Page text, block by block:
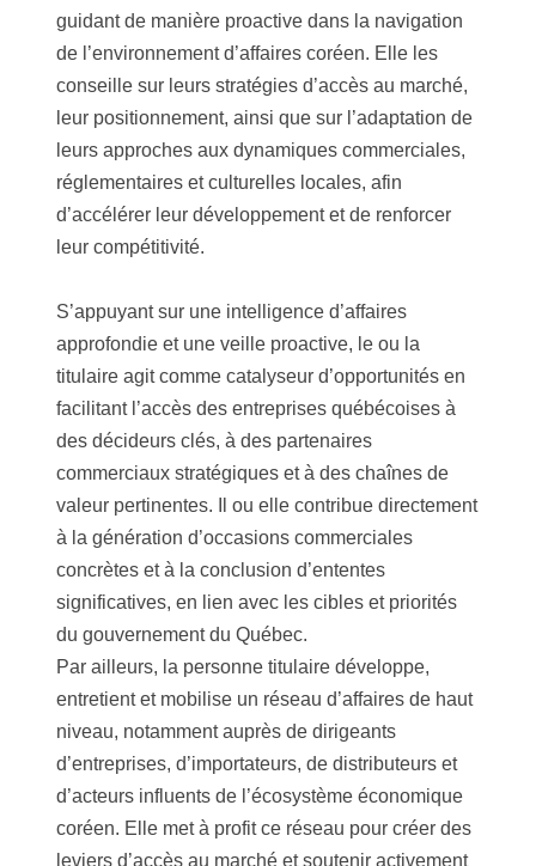
guidant de manière proactive dans la navigation
de l’environnement d’affaires coréen. Elle les
conseille sur leurs stratégies d’accès au marché,
leur positionnement, ainsi que sur l’adaptation de
leurs approches aux dynamiques commerciales,
réglementaires et culturelles locales, afin
d’accélérer leur développement et de renforcer
leur compétitivité.
S’appuyant sur une intelligence d’affaires
approfondie et une veille proactive, le ou la
titulaire agit comme catalyseur d’opportunités en
facilitant l’accès des entreprises québécoises à
des décideurs clés, à des partenaires
commerciaux stratégiques et à des chaînes de
valeur pertinentes. Il ou elle contribue directement
à la génération d’occasions commerciales
concrètes et à la conclusion d’ententes
significatives, en lien avec les cibles et priorités
du gouvernement du Québec.
Par ailleurs, la personne titulaire développe,
entretient et mobilise un réseau d’affaires de haut
niveau, notamment auprès de dirigeants
d’entreprises, d’importateurs, de distributeurs et
d’acteurs influents de l’écosystème économique
coréen. Elle met à profit ce réseau pour créer des
leviers d’accès au marché et soutenir activement